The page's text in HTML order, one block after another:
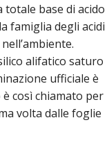
totale base di acido
famiglia degli acidi
alifatico saturo
ufficiale è
così chiamato per
volta dalle foglie